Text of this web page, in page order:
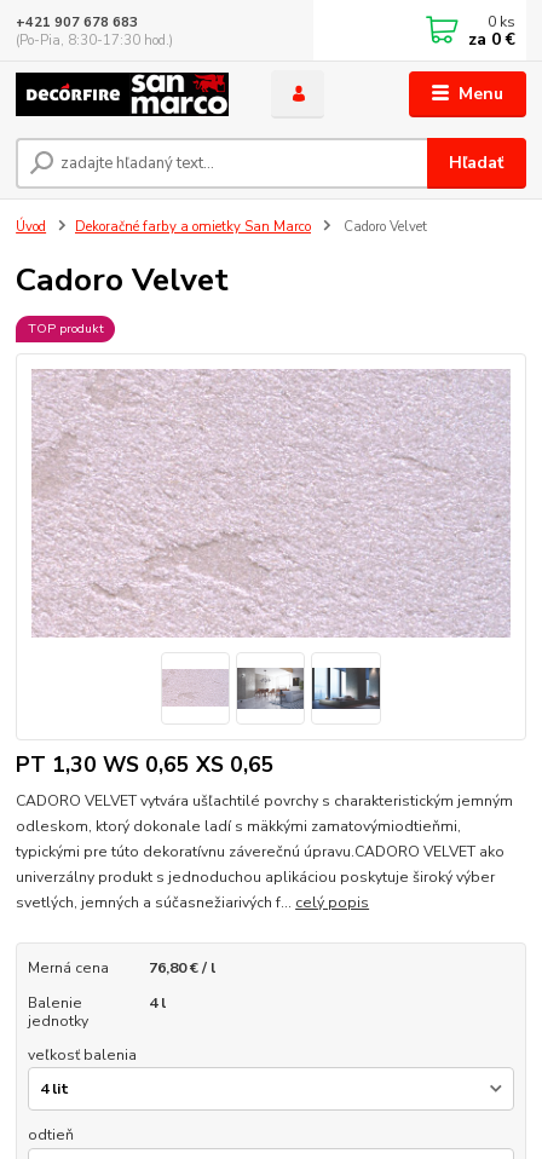
Menu
Hľadať
+421 907 678 683
(Po-Pia, 8:30-17:30 hod.)
0 ks
za 0 €
Úvod Dekoračné farby a omietky San Marco Cadoro Velvet
Cadoro Velvet
TOP produkt
PT 1,30 WS 0,65 XS 0,65
CADORO VELVET vytvára ušľachtilé povrchy s charakteristickým jemným
odleskom, ktorý dokonale ladí s mäkkými zamatovýmiodtieňmi,
typickými pre túto dekoratívnu záverečnú úpravu.CADORO VELVET ako
univerzálny produkt s jednoduchou aplikáciou poskytuje široký výber
svetlých, jemných a súčasnežiarivých f... celý popis
Merná cena
76,80 € / l
Balenie
jednotky
4 l
veľkosť balenia
odtieň